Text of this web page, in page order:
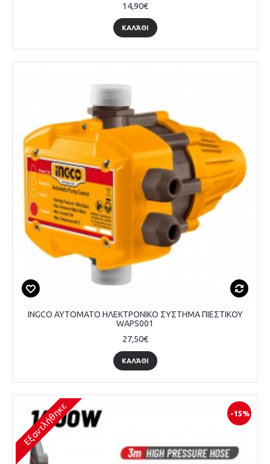
14,90€
ΚΑΛΆΘΙ
INGCO ΑΥΤΟΜΑΤΟ ΗΛΕΚΤΡΟΝΙΚΟ ΣΥΣΤΗΜΑ ΠΙΕΣΤΙΚΟΥ
WAPS001
27,50€
ΚΑΛΆΘΙ
-15%
Εξαντλήθηκε